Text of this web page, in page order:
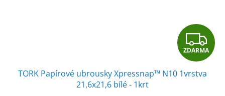
Z
D
A
ZDARMA
TORK Papírové ubrousky Xpressnap™ N10 1vrstva
21,6x21,6 bílé - 1krt